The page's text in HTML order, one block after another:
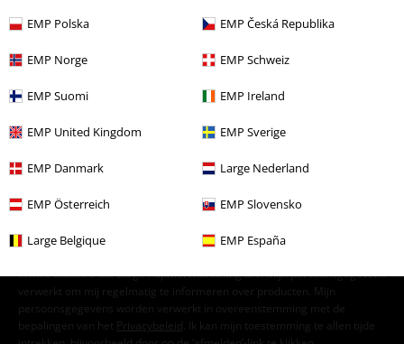
EMP Polska EMP Česká Republika
EMP Norge EMP Schweiz
EMP Suomi EMP Ireland
EMP United Kingdom EMP Sverige
EMP Danmark Large Nederland
EMP Österreich EMP Slovensko
Large Belgique EMP España
Films & Series Disney Cadeaus
Meld je aan en ontvang een code voor 15%
korting!
ermee akkoord dat Large Popmerchandising B.V. mijn persoonsgegevens
verwerkt om mij regelmatig te informeren over producten. Mijn
persoonsgegevens worden verwerkt in overeenstemming met de
bepalingen van het
Privacybeleid . Ik kan mijn toestemming te allen tijde